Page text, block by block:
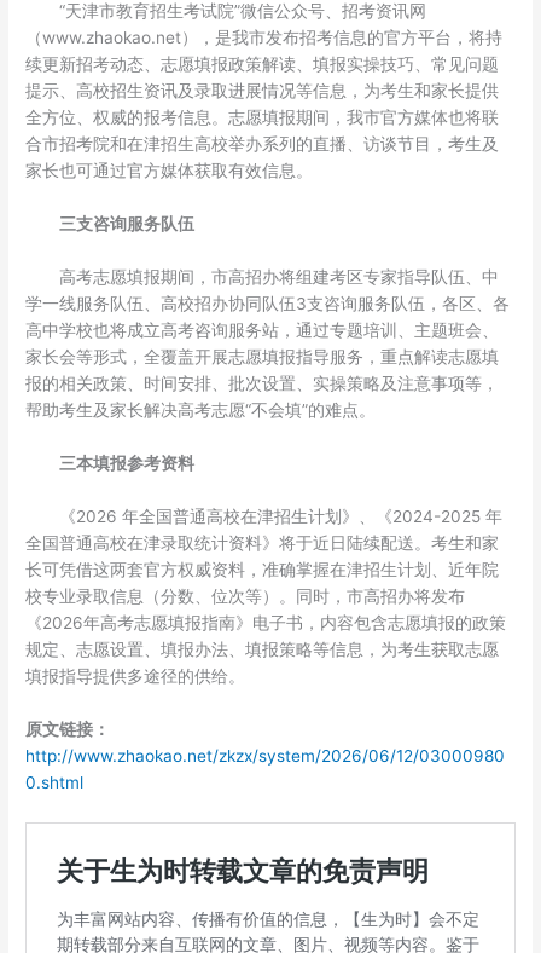
“天津市教育招生考试院”微信公众号、招考资讯网
（www.zhaokao.net），是我市发布招考信息的官方平台，将持
续更新招考动态、志愿填报政策解读、填报实操技巧、常见问题
提示、高校招生资讯及录取进展情况等信息，为考生和家长提供
全方位、权威的报考信息。志愿填报期间，我市官方媒体也将联
合市招考院和在津招生高校举办系列的直播、访谈节目，考生及
家长也可通过官方媒体获取有效信息。
三支咨询服务队伍
高考志愿填报期间，市高招办将组建考区专家指导队伍、中
学一线服务队伍、高校招办协同队伍3支咨询服务队伍，各区、各
高中学校也将成立高考咨询服务站，通过专题培训、主题班会、
家长会等形式，全覆盖开展志愿填报指导服务，重点解读志愿填
报的相关政策、时间安排、批次设置、实操策略及注意事项等，
帮助考生及家长解决高考志愿“不会填”的难点。
三本填报参考资料
《2026 年全国普通高校在津招生计划》、《2024-2025 年
全国普通高校在津录取统计资料》将于近日陆续配送。考生和家
长可凭借这两套官方权威资料，准确掌握在津招生计划、近年院
校专业录取信息（分数、位次等）。同时，市高招办将发布
《2026年高考志愿填报指南》电子书，内容包含志愿填报的政策
规定、志愿设置、填报办法、填报策略等信息，为考生获取志愿
填报指导提供多途径的供给。
原文链接：
http://www.zhaokao.net/zkzx/system/2026/06/12/03000980
0.shtml